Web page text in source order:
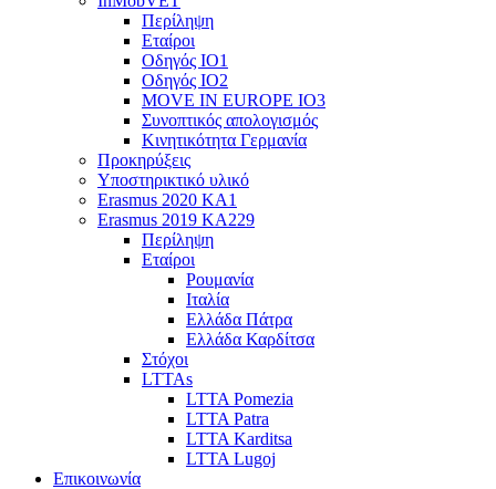
Περίληψη
Εταίροι
Οδηγός ΙΟ1
Οδηγός ΙΟ2
MOVE IN EUROPE IO3
Συνοπτικός απολογισμός
Κινητικότητα Γερμανία
Προκηρύξεις
Υποστηρικτικό υλικό
Erasmus 2020 KA1
Erasmus 2019 KA229
Περίληψη
Εταίροι
Ρουμανία
Ιταλία
Ελλάδα Πάτρα
Ελλάδα Καρδίτσα
Στόχοι
LTTAs
LTTA Pomezia
LTTA Patra
LTTA Karditsa
LTTA Lugoj
Επικοινωνία